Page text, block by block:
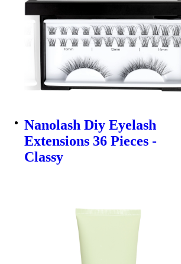
Nanolash Diy Eyelash
Extensions 36 Pieces -
Classy